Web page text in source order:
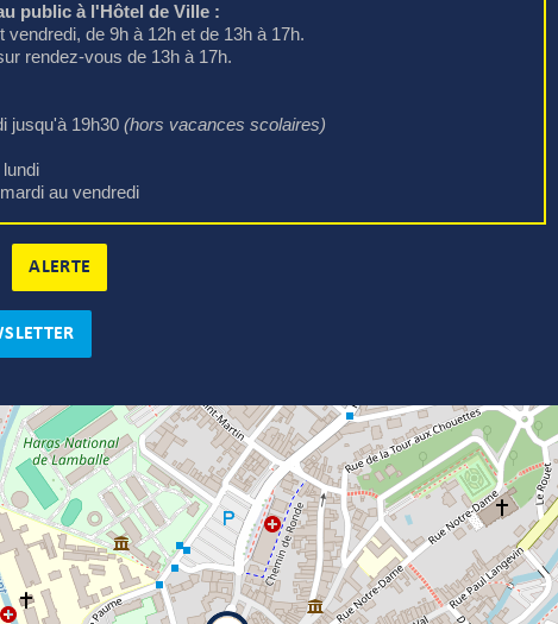
public à l'Hôtel de Ville :
vendredi, de 9h à 12h et de 13h à 17h.
rendez-vous de 13h à 17h.
jusqu'à 19h30 (hors vacances scolaires)
au vendredi
ALERTE